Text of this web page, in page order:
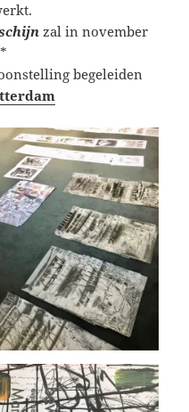
zal in november
begeleiden